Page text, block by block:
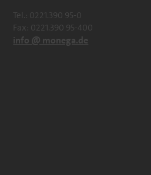
Tel.: 0221.390 95-0
Fax: 0221.390 95-400
info @ monega.de